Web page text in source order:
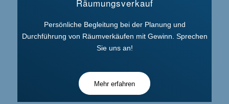
Räumungsverkauf
Persönliche Begleitung bei der Planung und
Durchführung von Räumverkäufen mit Gewinn. Sprechen
Sie uns an!
Mehr erfahren